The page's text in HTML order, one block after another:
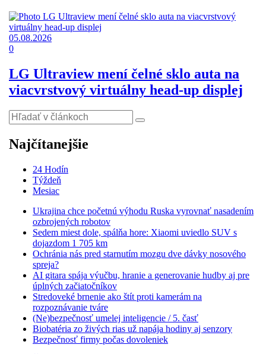
05.08.2026
0
LG Ultraview mení čelné sklo auta na
viacvrstvový virtuálny head-up displej
Najčítanejšie
24 Hodín
Týždeň
Mesiac
Ukrajina chce početnú výhodu Ruska vyrovnať nasadením
ozbrojených robotov
Sedem miest dole, spálňa hore: Xiaomi uviedlo SUV s
dojazdom 1 705 km
Ochránia nás pred starnutím mozgu dve dávky nosového
spreja?
AI gitara spája výučbu, hranie a generovanie hudby aj pre
úplných začiatočníkov
Stredoveké brnenie ako štít proti kamerám na
rozpoznávanie tváre
(Ne)bezpečnosť umelej inteligencie / 5. časť
Biobatéria zo živých rias už napája hodiny aj senzory
Bezpečnosť firmy počas dovoleniek